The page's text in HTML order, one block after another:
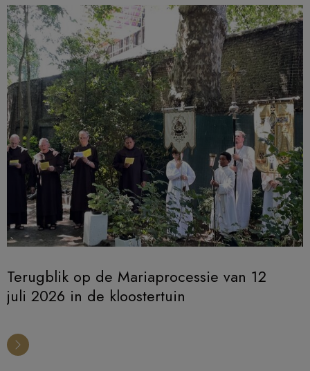
Terugblik op de Mariaprocessie van 12
juli 2026 in de kloostertuin